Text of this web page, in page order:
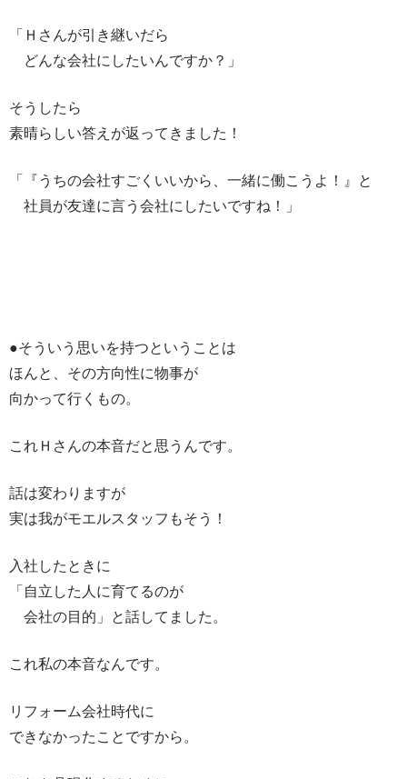
「Ｈさんが引き継いだら
どんな会社にしたいんですか？」
そうしたら
素晴らしい答えが返ってきました！
「『うちの会社すごくいいから、一緒に働こうよ！』と
社員が友達に言う会社にしたいですね！」
●そういう思いを持つということは
ほんと、その方向性に物事が
向かって行くもの。
これＨさんの本音だと思うんです。
話は変わりますが
実は我がモエルスタッフもそう！
入社したときに
「自立した人に育てるのが
会社の目的」と話してました。
これ私の本音なんです。
リフォーム会社時代に
できなかったことですから。